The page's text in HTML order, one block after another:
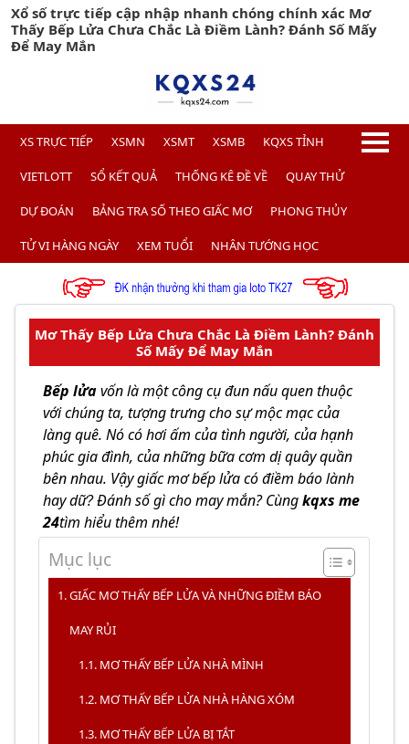
Xổ số trực tiếp cập nhập nhanh chóng chính xác Mơ
Thấy Bếp Lửa Chưa Chắc Là Điềm Lành? Đánh Số Mấy
Để May Mắn
XS TRỰC TIẾP XSMN XSMT XSMB KQXS TỈNH
VIETLOTT SỔ KẾT QUẢ THỐNG KÊ ĐỀ VỀ QUAY THỬ
DỰ ĐOÁN BẢNG TRA SỐ THEO GIẤC MƠ PHONG THỦY
TỬ VI HÀNG NGÀY XEM TUỔI NHÂN TƯỚNG HỌC
Mơ Thấy Bếp Lửa Chưa Chắc Là Điềm Lành? Đánh
Số Mấy Để May Mắn
Bếp lửavốn là một công cụ đun nấu quen thuộc
với chúng ta, tượng trưng cho sự mộc mạc của
làng quê. Nó có hơi ấm của tình người, của hạnh
phúc gia đình, của những bữa cơm dị quây quần
bên nhau. Vậy giấc mơ bếp lửa có điềm báo lành
hay dữ? Đánh số gì cho may mắn? Cùngkqxs me
24tìm hiểu thêm nhé!
Mục lục
GIẤC MƠ THẤY BẾP LỬA VÀ NHỮNG ĐIỀM BÁO
MAY RỦI
MƠ THẤY BẾP LỬA NHÀ MÌNH
MƠ THẤY BẾP LỬA NHÀ HÀNG XÓM
MƠ THẤY BẾP LỬA BỊ TẮT